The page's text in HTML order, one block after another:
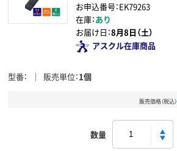
お申込番号：EK79263
在庫：あり
お届け日：8月8日（土）
アスクル在庫商品
型番 販売単位 1個
販売価格（税込）
数量